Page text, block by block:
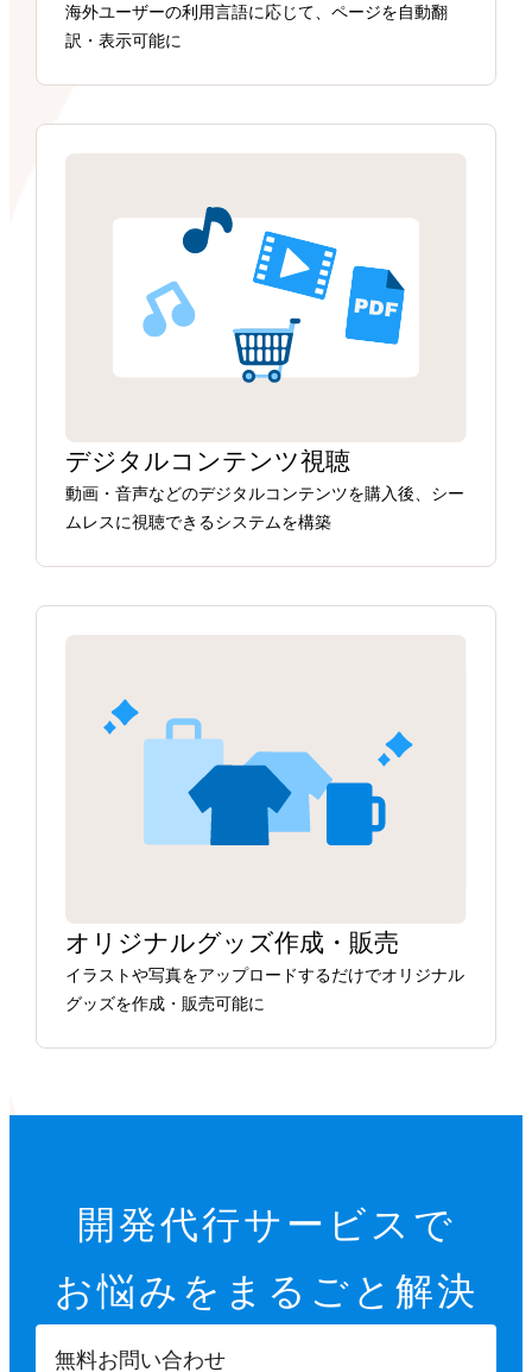
海外ユーザーの利用言語に応じて、ページを自動翻
訳・表示可能に
デジタルコンテンツ視聴
動画・音声などのデジタルコンテンツを購入後、シー
ムレスに視聴できるシステムを構築
オリジナルグッズ作成・販売
イラストや写真をアップロードするだけでオリジナル
グッズを作成・販売可能に
開発代行サービスで
お悩みをまるごと解決
無料お問い合わせ